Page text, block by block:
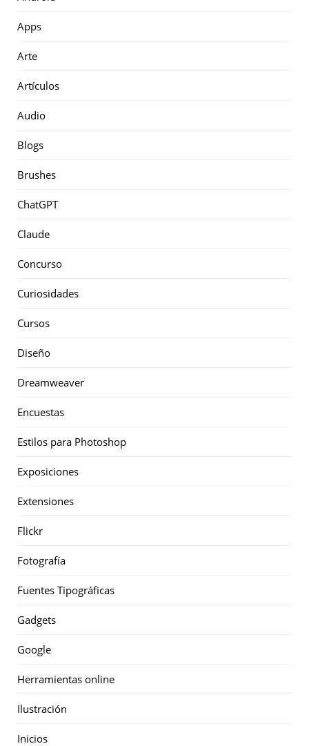
Apps
Arte
Artículos
Audio
Blogs
Brushes
ChatGPT
Claude
Concurso
Curiosidades
Cursos
Diseño
Dreamweaver
Encuestas
Estilos para Photoshop
Exposiciones
Extensiones
Flickr
Fotografía
Fuentes Tipográficas
Gadgets
Google
Herramientas online
Ilustración
Inicios